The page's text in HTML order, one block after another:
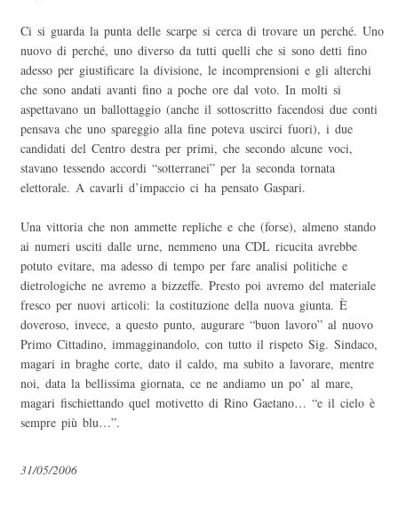
Ci si guarda la punta delle scarpe si cerca di trovare un perché. Uno
nuovo di perché, uno diverso da tutti quelli che si sono detti fino
adesso per giustificare la divisione, le incomprensioni e gli alterchi
che sono andati avanti fino a poche ore dal voto. In molti si
aspettavano un ballottaggio (anche il sottoscritto facendosi due conti
pensava che uno spareggio alla fine poteva uscirci fuori), i due
candidati del Centro destra per primi, che secondo alcune voci,
stavano tessendo accordi “sotterranei” per la seconda tornata
elettorale. A cavarli d’impaccio ci ha pensato Gaspari.
Una vittoria che non ammette repliche e che (forse), almeno stando
ai numeri usciti dalle urne, nemmeno una CDL ricucita avrebbe
potuto evitare, ma adesso di tempo per fare analisi politiche e
dietrologiche ne avremo a bizzeffe. Presto poi avremo del materiale
fresco per nuovi articoli: la costituzione della nuova giunta. È
doveroso, invece, a questo punto, augurare “buon lavoro” al nuovo
Primo Cittadino, immagginandolo, con tutto il rispeto Sig. Sindaco,
magari in braghe corte, dato il caldo, ma subito a lavorare, mentre
noi, data la bellissima giornata, ce ne andiamo un po’ al mare,
magari fischiettando quel motivetto di Rino Gaetano… “e il cielo è
sempre più blu…”.
31/05/2006